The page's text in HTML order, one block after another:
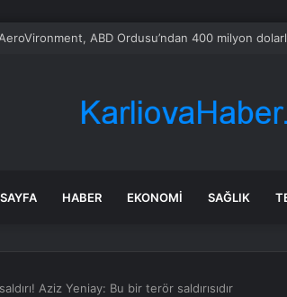
Fransa’daki yangınlarda 4 itfaiye eri hayatını
HABER EKONOMI SAĞLIK
Aziz Yeniay: Bu bir terör saldırısıdır